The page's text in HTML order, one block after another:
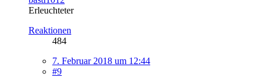
Erleuchteter
Reaktionen
484
7. Februar 2018 um 12:44
#9